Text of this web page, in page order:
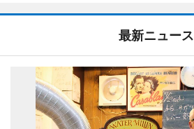
最新ニュース